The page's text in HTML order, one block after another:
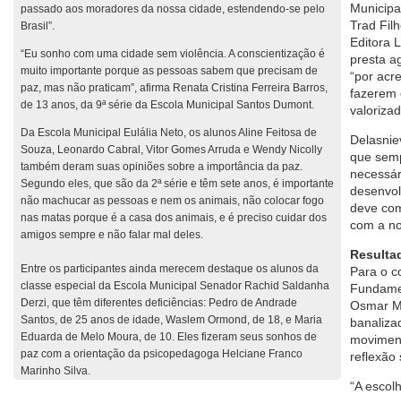
passado aos moradores da nossa cidade, estendendo-se pelo
Brasil”.
“Eu sonho com uma cidade sem violência. A conscientização é
muito importante porque as pessoas sabem que precisam de
paz, mas não praticam”, afirma Renata Cristina Ferreira Barros,
de 13 anos, da 9ª série da Escola Municipal Santos Dumont.
Da Escola Municipal Eulália Neto, os alunos Aline Feitosa de
Souza, Leonardo Cabral, Vitor Gomes Arruda e Wendy Nicolly
também deram suas opiniões sobre a importância da paz.
Segundo eles, que são da 2ª série e têm sete anos, é importante
não machucar as pessoas e nem os animais, não colocar fogo
nas matas porque é a casa dos animais, e é preciso cuidar dos
amigos sempre e não falar mal deles.
Entre os participantes ainda merecem destaque os alunos da
classe especial da Escola Municipal Senador Rachid Saldanha
Derzi, que têm diferentes deficiências: Pedro de Andrade
Santos, de 25 anos de idade, Waslem Ormond, de 18, e Maria
Eduarda de Melo Moura, de 10. Eles fizeram seus sonhos de
paz com a orientação da psicopedagoga Helciane Franco
Marinho Silva.
Trad
Editora
presta
“por
fazerem
que
deve
com a
Para o
Osmar
reflexão
“A